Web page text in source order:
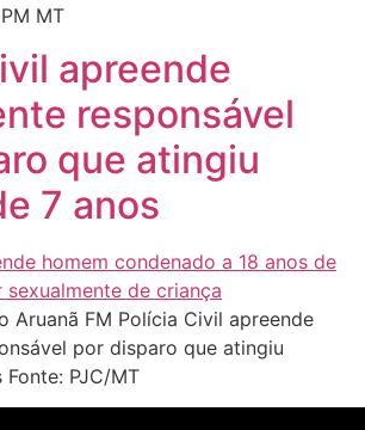
MT
apreende
responsável
que atingiu
7 anos
Aruanã FM Polícia Civil apreende
por disparo que atingiu
PJC/MT